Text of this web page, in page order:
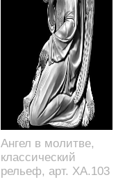
Ангел в молитве,
классический
рельеф, арт. XA.103